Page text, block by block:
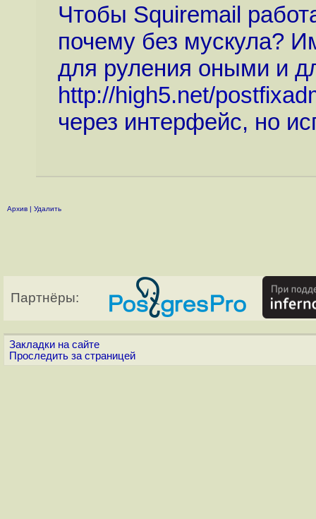
Чтобы Squiremail
почему без мускула?
для руления оными и
http://high5.net/
через интерфейс, но
Архив | Удалить
Партнёры:
Закладки на сайте
Проследить за страницей